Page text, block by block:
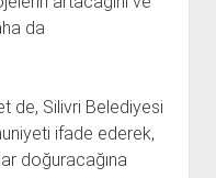
da
de, Silivri Belediyesi
ifade ederek,
doğuracağına